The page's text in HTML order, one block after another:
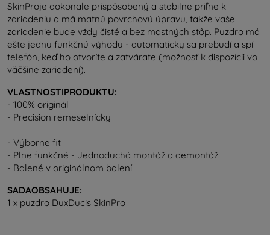
SkinProje dokonale prispôsobený a stabilne priľne k
zariadeniu a má matnú povrchovú úpravu, takže vaše
zariadenie bude vždy čisté a bez mastných stôp. Puzdro má
ešte jednu funkčnú výhodu - automaticky sa prebudí a spí
telefón, keď ho otvoríte a zatvárate (možnosť k dispozícii vo
väčšine zariadení).
VLASTNOSTIPRODUKTU:
- 100% originál
- Precision remeselnícky
- Výborne fit
- Plne funkčné - Jednoduchá montáž a demontáž
- Balené v originálnom balení
SADAOBSAHUJE:
1 x puzdro DuxDucis SkinPro